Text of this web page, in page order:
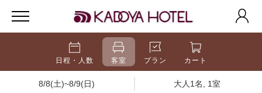
日程・人数 客室 プラン カート
8/8(土)~8/9(日) 大人1名, 1室